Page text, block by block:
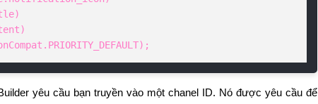
yêu cầu bạn truyền vào một chanel ID. Nó được yêu cầu để